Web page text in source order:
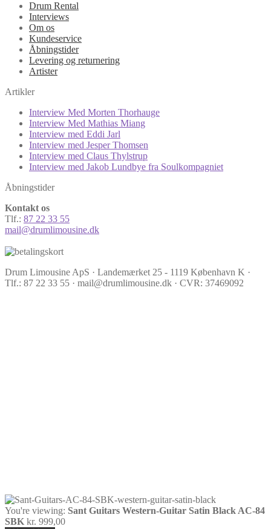
Drum Rental
Interviews
Om os
Kundeservice
Åbningstider
Levering og returnering
Artister
Artikler
Interview Med Morten Thorhauge
Interview Med Mathias Miang
Interview med Eddi Jarl
Interview med Jesper Thomsen
Interview med Claus Thylstrup
Interview med Jakob Lundbye fra Soulkompagniet
Åbningstider
Kontakt os
Tlf.: 87 22 33 55
mail@drumlimousine.dk
Drum Limousine ApS · Landemærket 25 - 1119 København K ·
Tlf.: 87 22 33 55 · mail@drumlimousine.dk · CVR: 37469092
You're viewing: Sant Guitars Western-Guitar Satin Black AC-84
SBK kr. 999,00